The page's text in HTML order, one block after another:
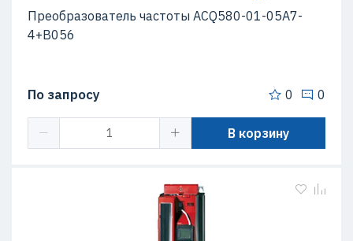
Преобразователь частоты ACQ580-01-05A7-
4+B056
По запросу 0 0
В корзину